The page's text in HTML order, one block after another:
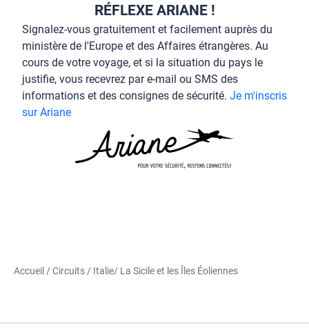
RÉFLEXE ARIANE !
Signalez-vous gratuitement et facilement auprès du
ministère de l'Europe et des Affaires étrangères. Au
cours de votre voyage, et si la situation du pays le
justifie, vous recevrez par e-mail ou SMS des
informations et des consignes de sécurité. Je m'inscris
sur Ariane
Accueil /Circuits / Italie/ La Sicile et les Îles Éoliennes